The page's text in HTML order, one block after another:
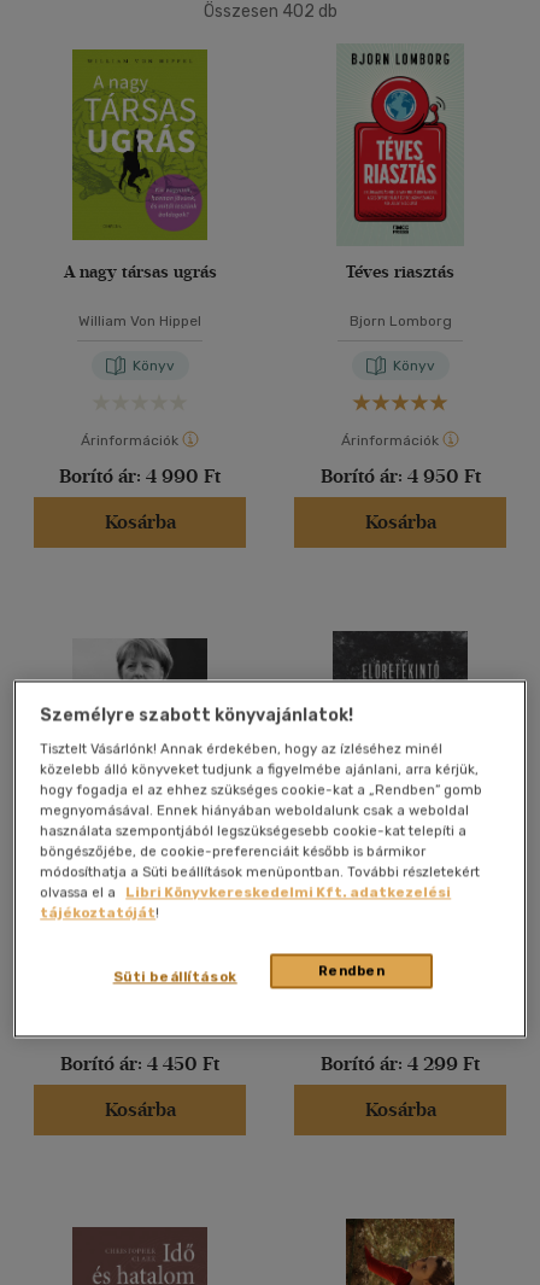
(5)
2500 Ft - 4500 Ft
4500 Ft felett
Korosztály szerint
Gyermek(1)
mind(1)
Felnőtt(359)
Nyelv szerint
Magyar (385)
(11)
Német(1)
Vélemény szerint
(34)
(16)
(5)
(1)
Összesen 402 db
A nagy társas ugrás
William Von Hippel
Könyv
Árinformációk
Borító ár: 4 990 Ft
Kosárba
Téves riasztás
Bjorn Lomborg
Könyv
Árinformációk
Borító ár: 4 950 Ft
Kosárba
Merkel
Philip Plickert
Borító ár: 4 450 Ft
Kosárba
Előretekintő élettartam
Könyv
Borító ár: 4 299 Ft
Kosárba
Személyre szabott könyvajánlatok!
Tisztelt Vásárlónk! Annak érdekében, hogy az ízléséhez minél
közelebb álló könyveket tudjunk a figyelmébe ajánlani, arra kérjük,
hogy fogadja el az ehhez szükséges cookie-kat a „Rendben” gomb
megnyomásával. Ennek hiányában weboldalunk csak a weboldal
használata szempontjából legszükségesebb cookie-kat telepíti a
böngészőjébe, de cookie-preferenciáit később is bármikor
módosíthatja a Süti beállítások menüpontban. További részletekért
olvassa el a
Libri Könyvkereskedelmi Kft. adatkezelési
tájékoztatóját!
Rendben
Süti beállítások